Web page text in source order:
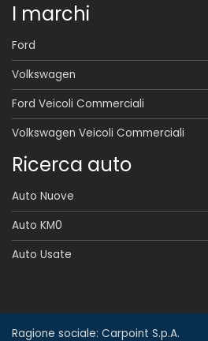
I marchi
Ford
Volkswagen
Ford Veicoli Commerciali
Volkswagen Veicoli Commerciali
Ricerca auto
Auto Nuove
Auto KM0
Auto Usate
Ragione sociale: Carpoint S.p.A.